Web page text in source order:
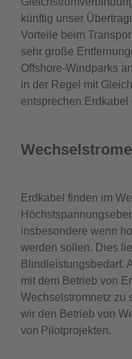
künftig unser
Vorteile beim
sehr große
Offshore-Windparks
in der Regel mit
entsprechen Erdkabel
Erdkabel finden im
insbesondere wenn
werden sollen. Dies
Blindleistungsbedarf.
mit dem Betrieb von
Wechselstromnetz zu
wir den Betrieb von
von Pilotprojekten.